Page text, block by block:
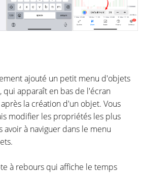
ajouté un petit menu d'objets
qui apparaît en bas de l'écran
la création d'un objet. Vous
modifier les propriétés les plus
avoir à naviguer dans le menu
à rebours qui affiche le temps